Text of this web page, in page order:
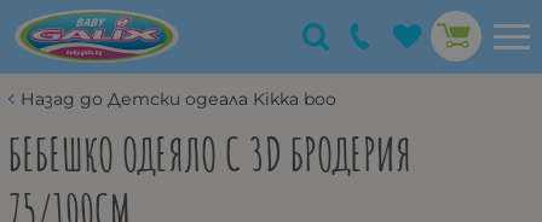
Назад до Детски одеaла Kikka boo
БЕБЕШКО ОДЕЯЛО С 3D БРОДЕРИЯ
75/100СМ